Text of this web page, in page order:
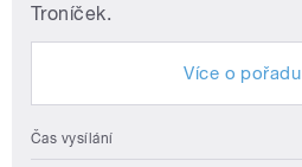
Troníček.
Více o pořadu
Čas vysílání